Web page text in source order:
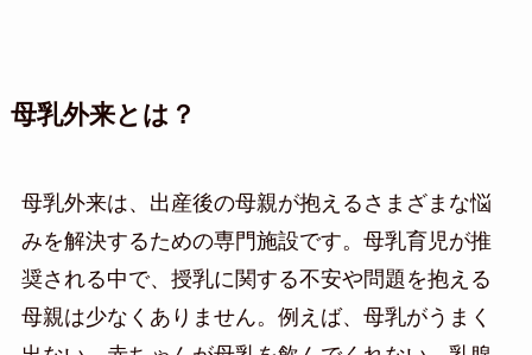
母乳外来とは？
母乳外来は、出産後の母親が抱えるさまざまな悩
みを解決するための専門施設です。母乳育児が推
奨される中で、授乳に関する不安や問題を抱える
母親は少なくありません。例えば、母乳がうまく